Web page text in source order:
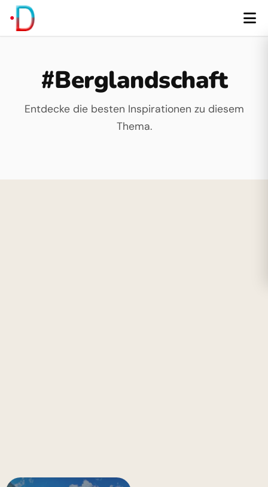
#Berglandschaft
Entdecke die besten Inspirationen zu diesem
Thema.